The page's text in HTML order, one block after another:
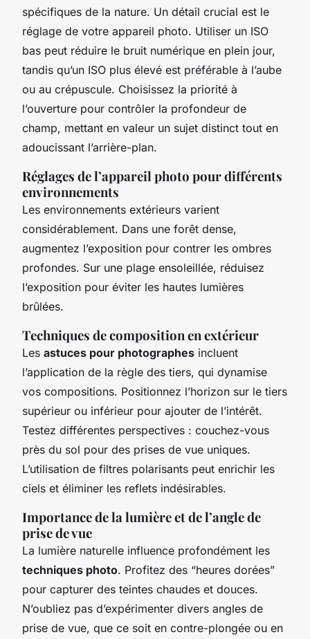
spécifiques de la nature. Un détail crucial est le
réglage de votre appareil photo. Utiliser un ISO
bas peut réduire le bruit numérique en plein jour,
tandis qu’un ISO plus élevé est préférable à l’aube
ou au crépuscule. Choisissez la priorité à
l’ouverture pour contrôler la profondeur de
champ, mettant en valeur un sujet distinct tout en
adoucissant l’arrière-plan.
Réglages de l’appareil photo pour différents
environnements
Les environnements extérieurs varient
considérablement. Dans une forêt dense,
augmentez l’exposition pour contrer les ombres
profondes. Sur une plage ensoleillée, réduisez
l’exposition pour éviter les hautes lumières
brûlées.
Techniques de composition en extérieur
Les astuces pour photographes incluent
l’application de la règle des tiers, qui dynamise
vos compositions. Positionnez l’horizon sur le tiers
supérieur ou inférieur pour ajouter de l’intérêt.
Testez différentes perspectives : couchez-vous
près du sol pour des prises de vue uniques.
L’utilisation de filtres polarisants peut enrichir les
ciels et éliminer les reflets indésirables.
Importance de la lumière et de l’angle de
prise de vue
La lumière naturelle influence profondément les
techniques photo. Profitez des “heures dorées”
pour capturer des teintes chaudes et douces.
N’oubliez pas d’expérimenter divers angles de
prise de vue, que ce soit en contre-plongée ou en